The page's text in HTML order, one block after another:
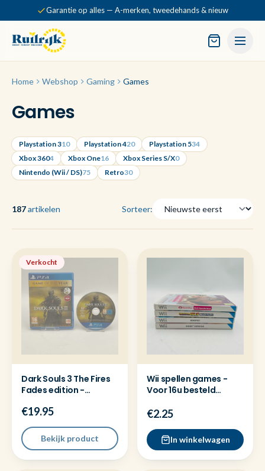
Garantie op alles — A-merken, tweedehands & nieuw
Home Webshop Gaming Games
Games
Playstation 310 Playstation 420 Playstation 534
Xbox 3604 Xbox One16 Xbox Series S/X0
Nintendo (Wii / DS)75 Retro30
187artikelen Sorteer:
Verkocht
Dark Souls 3 The Fires
Fades edition -
€19.95
Bekijk product
Wii spellen games -
Voor 16u besteld
verzonden
€2.25
In winkelwagen